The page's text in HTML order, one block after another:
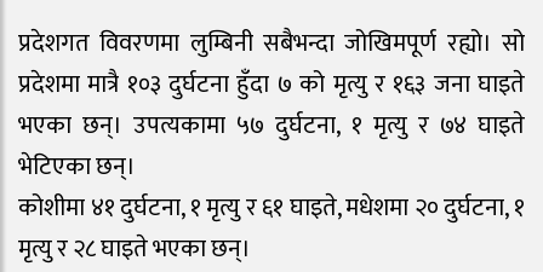
प्रदेशगत विवरणमा लुम्बिनी सबैभन्दा जोखिमपूर्ण रह्यो। सो
प्रदेशमा मात्रै १०३ दुर्घटना हुँदा ७ को मृत्यु र १६३ जना घाइते
भएका छन्। उपत्यकामा ५७ दुर्घटना, १ मृत्यु र ७४ घाइते
भेटिएका छन्।
कोशीमा ४१ दुर्घटना, १ मृत्यु र ६१ घाइते, मधेशमा २० दुर्घटना, १
मृत्यु र २८ घाइते भएका छन्।